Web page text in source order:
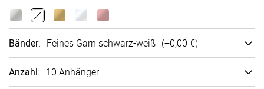
Bänder: Feines Garn schwarz-weiß (+0,00 €)
Anzahl: 10 Anhänger